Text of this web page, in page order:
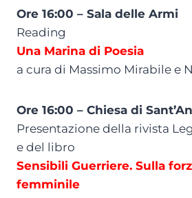
Ore 16:00 – Sala delle Armi
Reading
Una Marina di Poesia
a cura di Massimo Mirabile e
Ore 16:00 – Chiesa di
Presentazione della rivista
e del libro
Sensibili Guerriere. Sulla
femminile